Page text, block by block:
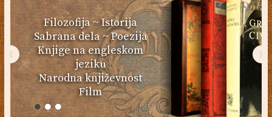
Filozofija~Istorija
Sabrana dela~Poezija
Knjige na engleskom
jeziku
Narodna književnost
Film
‹ ›